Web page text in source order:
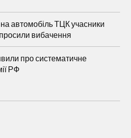
автомобіль ТЦК учасники
вибачення
про систематичне
РФ